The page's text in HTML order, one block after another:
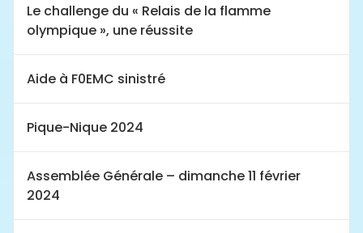
Le challenge du « Relais de la flamme
olympique », une réussite
Aide à F0EMC sinistré
Pique-Nique 2024
Assemblée Générale – dimanche 11 février
2024